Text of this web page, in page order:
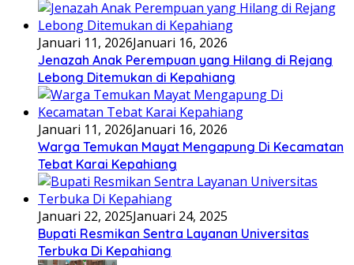
Januari 11, 2026Januari 16, 2026
Jenazah Anak Perempuan yang Hilang di Rejang
Lebong Ditemukan di Kepahiang
Januari 11, 2026Januari 16, 2026
Warga Temukan Mayat Mengapung Di Kecamatan
Tebat Karai Kepahiang
Januari 22, 2025Januari 24, 2025
Bupati Resmikan Sentra Layanan Universitas
Terbuka Di Kepahiang